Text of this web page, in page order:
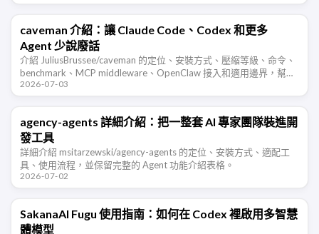
caveman 介紹：讓 Claude Code、Codex 和更多
Agent 少說廢話
介紹 JuliusBrussee/caveman 的定位、安裝方式、壓縮等級、命令、
benchmark、MCP middleware、OpenClaw 接入和適用邊界，幫助
開發者判斷這類 Agent …
2026-07-03
agency-agents 詳細介紹：把一整套 AI 專家團隊裝進開
發工具
詳細介紹 msitarzewski/agency-agents 的定位、安裝方式、適配工
具、使用流程，並保留完整的 Agent 功能介紹表格。
2026-07-02
SakanaAI Fugu 使用指南：如何在 Codex 裡啟用多智慧
體模型